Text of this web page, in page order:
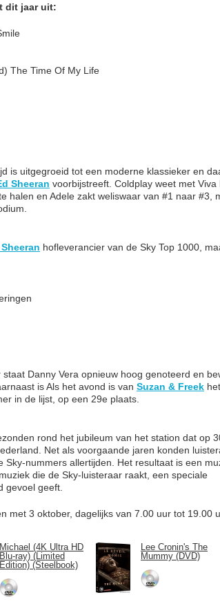
dit jaar uit:
The Time Of My Life
is uitgegroeid tot een moderne klassieker en
Sheeran voorbijstreeft. Coldplay weet met Viva
halen en Adele zakt weliswaar van #1 naar #3,
hofleverancier van de Sky Top 1000,
Danny Vera opnieuw hoog genoteerd en
is Als het avond is van Suzan & Freek het
in de lijst, op een 29e plaats.
rond het jubileum van het station dat op
Net als voorgaande jaren konden
nummers allertijden. Het resultaat is een
die de Sky-luisteraar raakt, een speciale
gevoel geeft.
met 3 oktober, dagelijks van 7.00 uur tot 19.00
Michael (4K Ultra HD
Blu-ray) (Limited
Edition) (Steelbook)
Lee Cronin's The
Mummy (DVD)